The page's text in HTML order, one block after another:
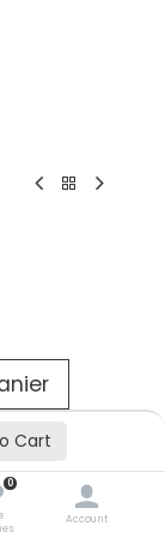
Cart
0
Account
votre panier